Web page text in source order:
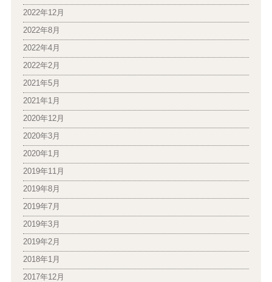
2022年12月
2022年8月
2022年4月
2022年2月
2021年5月
2021年1月
2020年12月
2020年3月
2020年1月
2019年11月
2019年8月
2019年7月
2019年3月
2019年2月
2018年1月
2017年12月